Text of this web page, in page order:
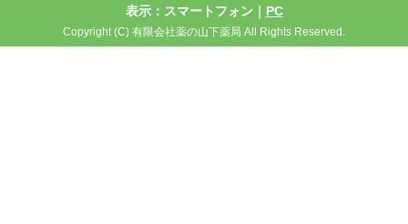
表示：スマートフォン｜ PC
Copyright (C) 有限会社薬の山下薬局 All Rights Reserved.